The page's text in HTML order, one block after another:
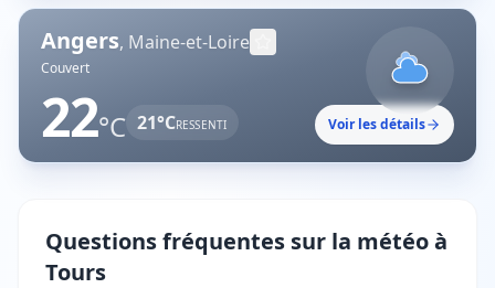
Angers, Maine-et-Loire
Couvert
22°C 21°CRESSENTI Voir les détails
Questions fréquentes sur la météo à
Tours